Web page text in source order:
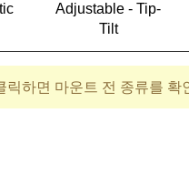
Adjustable - Tip-
Tilt
릭하면 마운트 전 종류를 확